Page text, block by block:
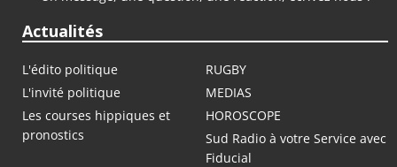
Actualités
L'édito politique
RUGBY
L'invité politique
MEDIAS
Les courses hippiques et
pronostics
HOROSCOPE
Sud Radio à votre Service avec
Fiducial